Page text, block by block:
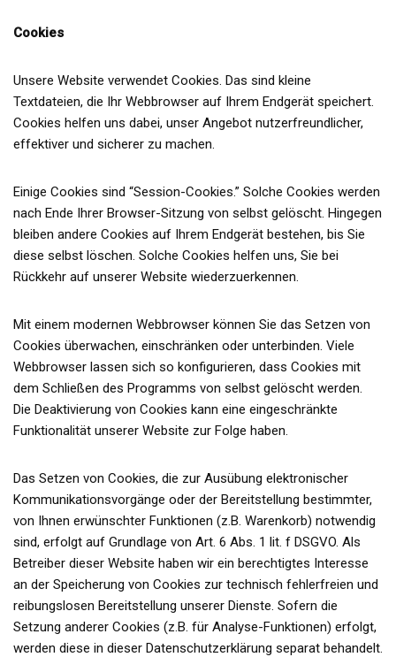
Cookies
Unsere Website verwendet Cookies. Das sind kleine
Textdateien, die Ihr Webbrowser auf Ihrem Endgerät speichert.
Cookies helfen uns dabei, unser Angebot nutzerfreundlicher,
effektiver und sicherer zu machen.
Einige Cookies sind “Session-Cookies.” Solche Cookies werden
nach Ende Ihrer Browser-Sitzung von selbst gelöscht. Hingegen
bleiben andere Cookies auf Ihrem Endgerät bestehen, bis Sie
diese selbst löschen. Solche Cookies helfen uns, Sie bei
Rückkehr auf unserer Website wiederzuerkennen.
Mit einem modernen Webbrowser können Sie das Setzen von
Cookies überwachen, einschränken oder unterbinden. Viele
Webbrowser lassen sich so konfigurieren, dass Cookies mit
dem Schließen des Programms von selbst gelöscht werden.
Die Deaktivierung von Cookies kann eine eingeschränkte
Funktionalität unserer Website zur Folge haben.
Das Setzen von Cookies, die zur Ausübung elektronischer
Kommunikationsvorgänge oder der Bereitstellung bestimmter,
von Ihnen erwünschter Funktionen (z.B. Warenkorb) notwendig
sind, erfolgt auf Grundlage von Art. 6 Abs. 1 lit. f DSGVO. Als
Betreiber dieser Website haben wir ein berechtigtes Interesse
an der Speicherung von Cookies zur technisch fehlerfreien und
reibungslosen Bereitstellung unserer Dienste. Sofern die
Setzung anderer Cookies (z.B. für Analyse-Funktionen) erfolgt,
werden diese in dieser Datenschutzerklärung separat behandelt.